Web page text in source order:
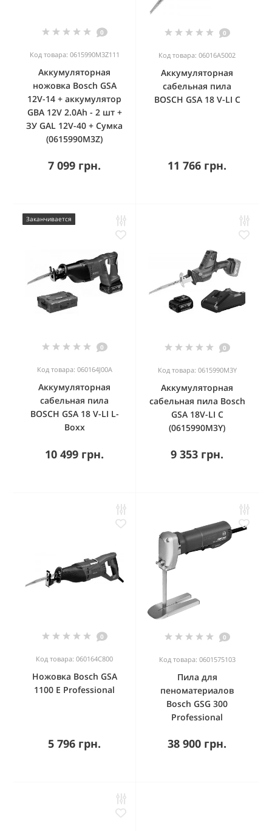
0
Код товара: 0615990M3Z111
Аккумуляторная
ножовка Bosch GSA
12V-14 + аккумулятор
GBA 12V 2.0Ah - 2 шт +
ЗУ GAL 12V-40 + Сумка
(0615990M3Z)
7 099 грн.
0
Код товара: 06016A5002
Аккумуляторная
сабельная пила
BOSCH GSA 18 V-LI C
11 766 грн.
Заканчивается
0
Код товара: 060164J00A
Аккумуляторная
сабельная пила
BOSCH GSA 18 V-LI L-
Boxx
10 499 грн.
0
Код товара: 0615990M3Y
Аккумуляторная
сабельная пила Bosch
GSA 18V-LI C
(0615990M3Y)
9 353 грн.
0
Код товара: 060164C800
Ножовка Bosch GSA
1100 E Professional
5 796 грн.
0
Код товара: 0601575103
Пила для
пеноматериалов
Bosch GSG 300
Professional
38 900 грн.